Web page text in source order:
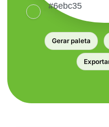
Gerar paleta